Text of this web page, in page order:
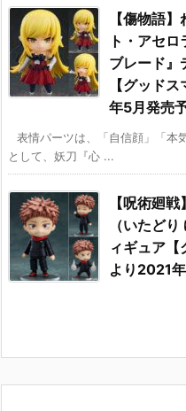
【傷物語
ト・アセ
ブレード』
【グッド
年5月発売
表情パーツは、「自信顔」「本
として、妖刀『心 ...
【呪術廻
（いたど
ィギュア【
より2021